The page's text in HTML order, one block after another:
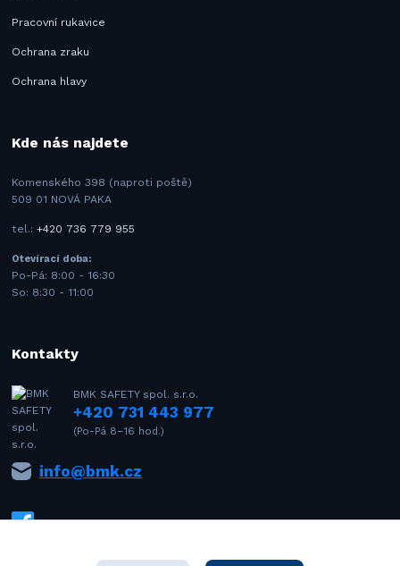
Pracovní rukavice
Ochrana zraku
Ochrana hlavy
Kde nás najdete
Komenského 398 (naproti poště)
509 01 NOVÁ PAKA
tel.:+420 736 779 955
Otevírací doba:
Po-Pá: 8:00 - 16:30
So: 8:30 - 11:00
Kontakty
BMK SAFETY spol. s.r.o.
+420 731 443 977
(Po-Pá 8–16 hod.)
info@bmk.cz